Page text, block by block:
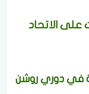
على الاتحاد
في دوري روشن